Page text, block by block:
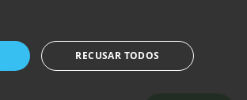
RECUSAR TODOS